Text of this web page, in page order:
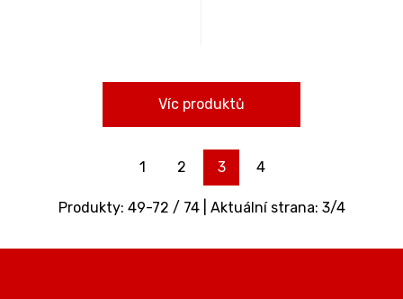
Víc produktů
1 2 3 4
Produkty: 49-72 / 74| Aktuální strana: 3/4